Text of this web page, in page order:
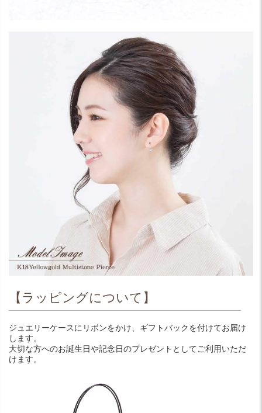
【ラッピングについて】
ジュエリーケースにリボンをかけ、ギフトバックを付けてお届け
します。
大切な方へのお誕生日や記念日のプレゼントとしてご利用いただ
けます。